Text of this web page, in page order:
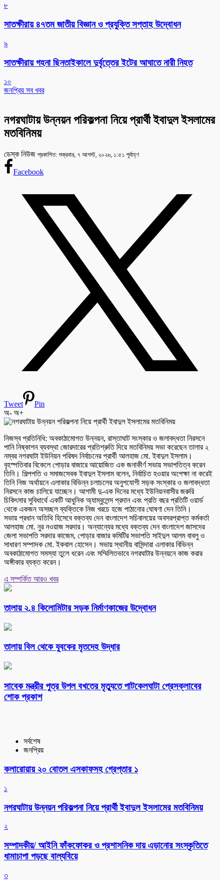
৮
সাতক্ষীরায় ৪৭তম জাতীয় বিজ্ঞান ও প্রযুক্তি সপ্তাহ উদ্বোধন
৯
সাতক্ষীরায় গহনা ছিনতাইকালে দুর্বৃত্তের ইটের আঘাতে নারী নিহত
১০
জনপ্রিয় সব খবর
নগরঘাটায় উন্নয়ন পরিকল্পনা নিয়ে প্রার্থী ইবাদুল ইসলামের
মতবিনিময়
ডেস্ক নিউজ প্রকাশিত: শুক্রবার, ৭ আগস্ট, ২০২৬, ১:৫১ পূর্বাহ্ণ
Facebook
Tweet
Pin
অ- অ+
নিজস্ব প্রতিনিধি: অবকাঠামোগত উন্নয়ন, রাস্তাঘাট সংস্কার ও জলাবদ্ধতা নিরসনে
পানি নিষ্কাশন ব্যবস্থা জোরদারের প্রতিশ্রুতি দিয়ে মতবিনিময় সভা করেছেন তালার ২
নম্বর নগরঘাটা ইউনিয়ন পরিষদ নির্বাচনের প্রার্থী আলহাজ মো. ইবাদুল ইসলাম।
বৃহস্পতিবার বিকেলে পোড়ার বাজারে আয়োজিত এক জনাকীর্ণ সভায় সভাপতিত্ব করেন
তিনি। শিল্পপতি ও সমাজসেবক ইবাদুল ইসলাম বলেন, নির্বাচিত হওয়ার অপেক্ষা না করেই
তিনি নিজ অর্থায়নে এলাকার বিভিন্ন চলাচলের অনুপযোগী সড়ক সংস্কার ও জলাবদ্ধতা
নিরসনে কাজ চালিয়ে যাচ্ছেন। আগামী দু-এক দিনের মধ্যে ইউনিয়নবাসীর জরুরি
চিকিৎসার সুবিধার্থে একটি আধুনিক অ্যাম্বুলেন্স প্রদান এবং প্রতি বছর প্রতিটি ওয়ার্ড
থেকে একজন অসচ্ছল ব্যক্তিকে নিজ খরচে হজে পাঠানোর ঘোষণা দেন তিনি।
সভায় প্রধান অতিথি হিসেবে বক্তব্য দেন বাংলাদেশ সচিবালয়ের অবসরপ্রাপ্ত কর্মকর্তা
আলহাজ মো. নুর নওয়াজ সরদার। অন্যান্যের মধ্যে বক্তব্য দেন বাংলাদেশ জাসদের
জেলা সভাপতি সরদার কাজেম, পোড়ার বাজার কমিটির সভাপতি সাইদুল আলম বাবলু ও
সাধারণ সম্পাদক মো. ইকবাল হোসেন। সভায় স্থানীয় বাসিন্দারা এলাকার বিভিন্ন
অবকাঠামোগত সমস্যা তুলে ধরেন এবং সম্মিলিতভাবে নগরঘাটার উন্নয়নে কাজ করার
অঙ্গীকার ব্যক্ত করেন।
এ সম্পর্কিত আরও খবর
তালায় ২.৪ কিলোমিটার সড়ক নির্মাণকাজের উদ্বোধন
তালায় বিল থেকে যুবকের মৃতদেহ উদ্ধার
সাবেক মন্ত্রীর পুত্র উপল বখতের মৃত্যুতে পাটকেলঘাটা প্রেসক্লাবের
শোক প্রকাশ
সর্বশেষ
জনপ্রিয়
কলারোয়ায় ২০ বোতল এসকাফসহ গ্রেপ্তার ১
১
নগরঘাটায় উন্নয়ন পরিকল্পনা নিয়ে প্রার্থী ইবাদুল ইসলামের মতবিনিময়
২
সম্পাদকীয়/ আইনি ফাঁকফোকর ও প্রশাসনিক দায় এড়ানোর সংস্কৃতিতে
ধামাচাপা পড়ছে বাল্যবিয়ে
৩